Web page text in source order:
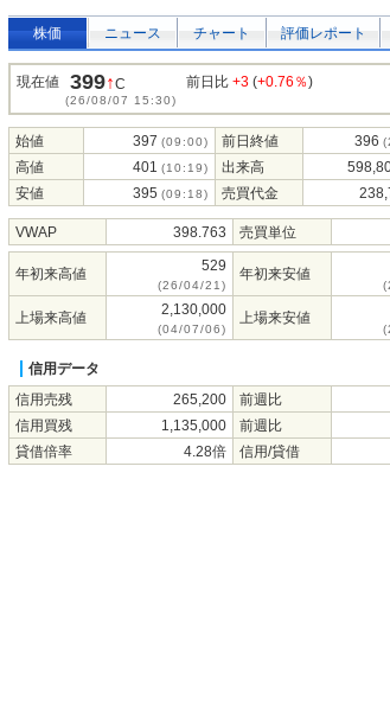
株価 ニュース チャート 評価レポート
現在値 399↑C
(26/08/07 15:30)
前日比 +3 (+0.76％)
始値 397 (09:00) 前日終値 396
高値 401 (10:19) 出来高
安値 395 (09:18) 売買代金
VWAP 398.763 売買単位
年初来高値 529
(26/04/21)
年初来安値
上場来高値 2,130,000
(04/07/06)
上場来安値
信用データ
信用売残
265,200 前週比
信用買残
1,135,000 前週比
貸借倍率
4.28倍 信用/貸借